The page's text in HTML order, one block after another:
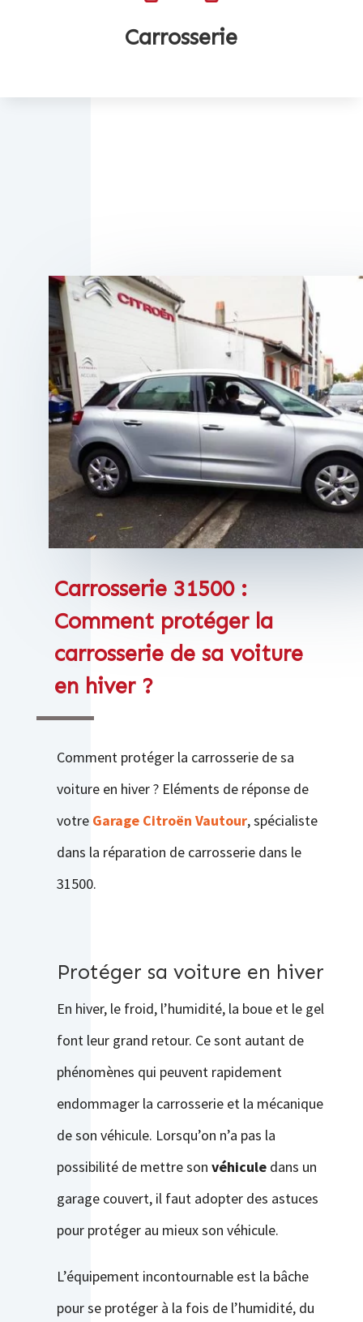
Carrosserie
Carrosserie 31500 :
Comment protéger la
carrosserie de sa voiture
en hiver ?
Comment protéger la carrosserie de sa
voiture en hiver ? Eléments de réponse de
votre Garage Citroën Vautour, spécialiste
dans la réparation de carrosserie dans le
31500.
Protéger sa voiture en hiver
En hiver, le froid, l’humidité, la boue et le gel
font leur grand retour. Ce sont autant de
phénomènes qui peuvent rapidement
endommager la carrosserie et la mécanique
de son véhicule. Lorsqu’on n’a pas la
possibilité de mettre son véhiculedans un
garage couvert, il faut adopter des astuces
pour protéger au mieux son véhicule.
L’équipement incontournable est la bâche
pour se protéger à la fois de l’humidité, du